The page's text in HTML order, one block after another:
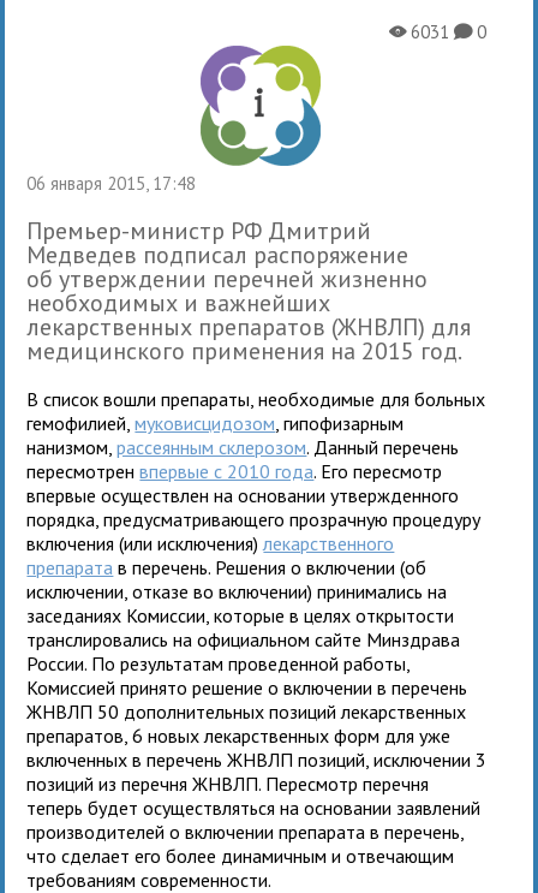
06 января 2015, 17:48
X6031K0
Премьер-министр РФ Дмитрий
Медведев подписал распоряжение
об утверждении перечней жизненно
необходимых и важнейших
лекарственных препаратов (ЖНВЛП) для
медицинского применения на 2015 год.
В список вошли препараты, необходимые для больных
гемофилией,муковисцидозом , гипофизарным
нанизмом,рассеянным склерозом. Данный перечень
пересмотренвпервые с 2010 года. Его пересмотр
впервые осуществлен на основании утвержденного
порядка, предусматривающего прозрачную процедуру
включения (или исключения)лекарственного
препарата в перечень. Решения о включении (об
исключении, отказе во включении) принимались на
заседаниях Комиссии, которые в целях открытости
транслировались на официальном сайте Минздрава
России. По результатам проведенной работы,
Комиссией принято решение о включении в перечень
ЖНВЛП 50 дополнительных позиций лекарственных
препаратов, 6 новых лекарственных форм для уже
включенных в перечень ЖНВЛП позиций, исключении 3
позиций из перечня ЖНВЛП. Пересмотр перечня
теперь будет осуществляться на основании заявлений
производителей о включении препарата в перечень,
что сделает его более динамичным и отвечающим
требованиям современности.